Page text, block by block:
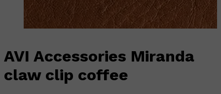
AVI Accessories Miranda
claw clip coffee